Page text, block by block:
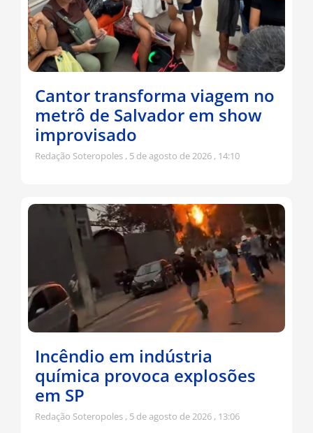
Cantor transforma viagem no
metrô de Salvador em show
improvisado
Redação Soteropoles 5 de agosto de 2026 14:10
Incêndio em indústria
química provoca explosões
em SP
Redação Soteropoles 5 de agosto de 2026 13:06